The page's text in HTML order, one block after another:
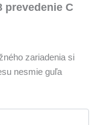
prevedenie C
zariadenia si
nesmie guľa